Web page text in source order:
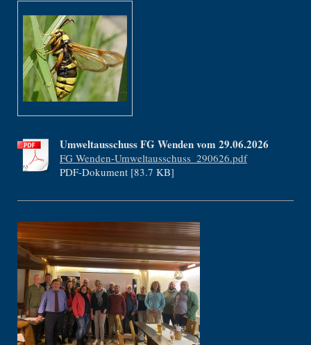
Umweltausschuss FG Wenden vom 29.06.2026
FG Wenden-Umweltausschuss_290626.pdf
PDF-Dokument [83.7 KB]